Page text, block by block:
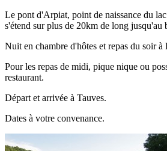
Le pont d'Arpiat, point de naissance du
s'étend sur plus de 20km de long jusqu'au
Nuit en chambre d'hôtes et repas du soir à
Pour les repas de midi, pique nique ou
restaurant.
Départ et arrivée à Tauves.
Dates à votre convenance.